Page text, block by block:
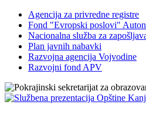
Agencija za privredne registre
Fond "Evropski poslovi"
Nacionalna služba za
Plan javnih nabavki
Razvojna agencija Vojvodine
Razvojni fond APV